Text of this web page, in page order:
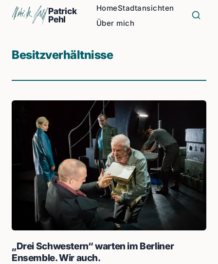
Patrick
Pehl
HomeStadtansichten
Über mich
Besitzverhältnisse
„Drei Schwestern“ warten im Berliner
Ensemble. Wir auch.